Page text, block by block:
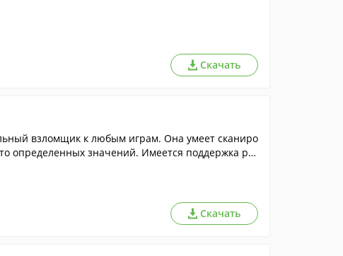
Скачать
взломщик к любым играм. Она умеет сканиро
определенных значений. Имеется поддержка рус
Скачать